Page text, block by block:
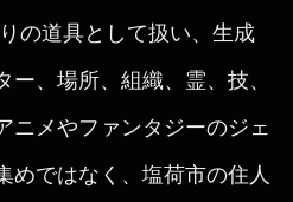
の道具として扱い、生成
、場所、組織、霊、技、
ニメやファンタジーのジェ
めではなく、塩荷市の住人